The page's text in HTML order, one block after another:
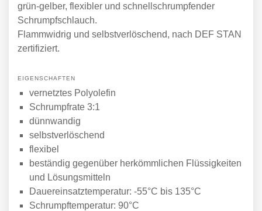
grün-gelber, flexibler und schnellschrumpfender
Schrumpfschlauch.
Flammwidrig und selbstverlöschend, nach DEF STAN
zertifiziert.
EIGENSCHAFTEN
vernetztes Polyolefin
Schrumpfrate 3:1
dünnwandig
selbstverlöschend
flexibel
beständig gegenüber herkömmlichen Flüssigkeiten
und Lösungsmitteln
Dauereinsatztemperatur: -55°C bis 135°C
Schrumpftemperatur: 90°C